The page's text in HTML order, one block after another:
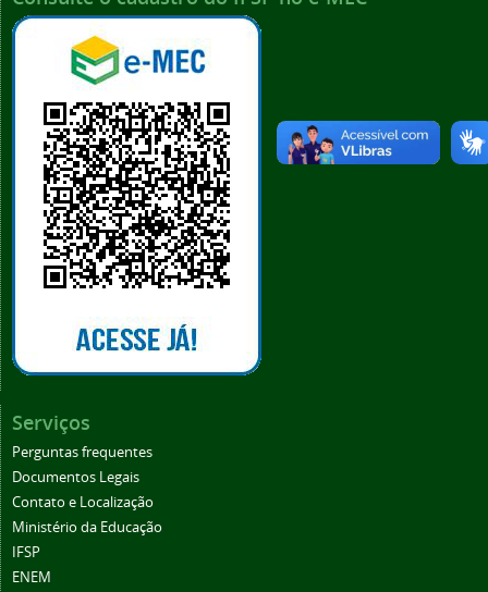
Serviços
Perguntas frequentes
Documentos Legais
Contato e Localização
Ministério da Educação
IFSP
ENEM